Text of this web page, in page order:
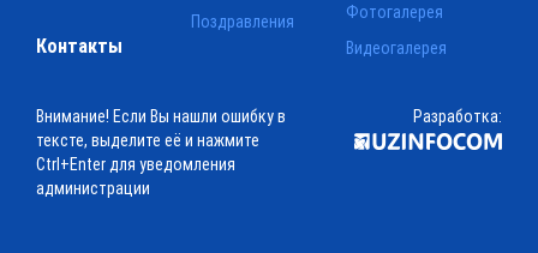
Поздравления
Фотогалерея
Видеогалерея
Контакты
Внимание! Если Вы нашли ошибку в
тексте, выделите её и нажмите
Ctrl+Enter для уведомления
администрации
Разработка: